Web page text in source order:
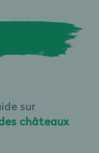
sur
châteaux